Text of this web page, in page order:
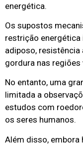
energética.
Os supostos
restrição
adiposo,
gordura nas
No entanto, uma
limitada a
estudos com
os seres humanos.
Além disso, embora